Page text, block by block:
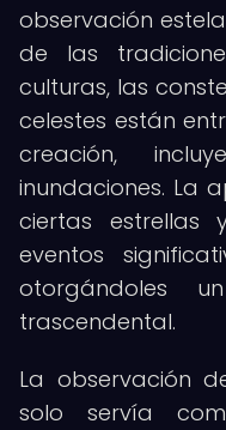
observación
de las
culturas, las
celestes están
creación,
inundaciones. La
ciertas estrellas
eventos
otorgándoles
trascendental.
La observación
solo servía